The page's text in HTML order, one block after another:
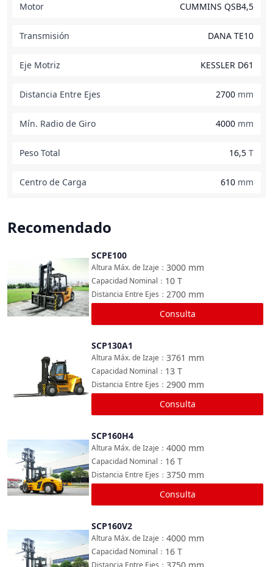
Motor CUMMINS QSB4,5
Transmisión DANA TE10
Eje Motriz KESSLER D61
Distancia Entre Ejes 2700 mm
Mín. Radio de Giro 4000 mm
Peso Total 16,5 T
Centro de Carga 610 mm
Recomendado
Comparar
SCPE100
3000 mm
Altura Máx. de Izaje ：
10 T
Capacidad Nominal ：
2700 mm
Distancia Entre Ejes ：
Consulta
SCP130A1
3761 mm
Altura Máx. de Izaje ：
13 T
Capacidad Nominal ：
2900 mm
Distancia Entre Ejes ：
Consulta
Comparar
SCP160H4
4000 mm
Altura Máx. de Izaje ：
16 T
Capacidad Nominal ：
3750 mm
Distancia Entre Ejes ：
Consulta
Comparar
SCP160V2
4000 mm
Altura Máx. de Izaje ：
16 T
Capacidad Nominal ：
Distancia Entre Ejes ：